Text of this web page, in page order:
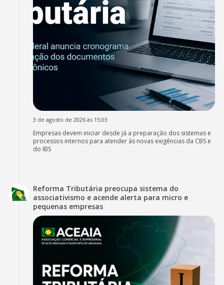
3 de agosto de 2026 às 15:03
Empresas devem iniciar desde já a preparação dos sistemas e
processos internos para atender às novas exigências da CBS e
do IBS
Reforma Tributária preocupa sistema do
associativismo e acende alerta para micro e
pequenas empresas